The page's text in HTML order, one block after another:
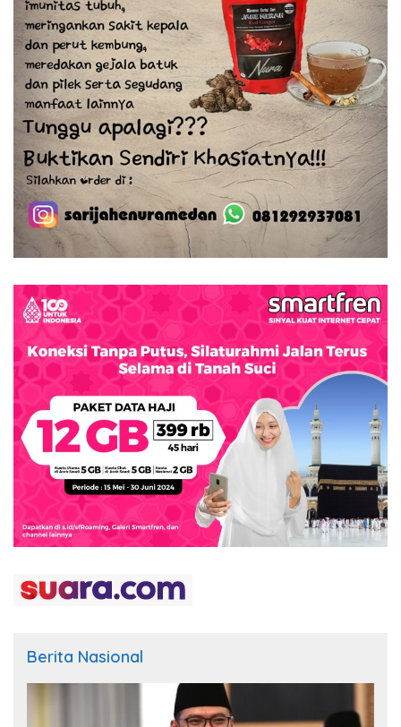
Berita Nasional